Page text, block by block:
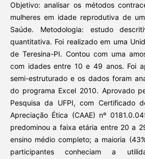
Objetivo: analisar os métodos
mulheres em idade reprodutiva de
Saúde. Metodologia: estudo
quantitativa. Foi realizado em uma
de Teresina-PI. Contou com uma
com idades entre 10 e 49 anos. Foi
semi-estruturado e os dados foram
do programa Excel 2010. Aprovado
Pesquisa da UFPI, com Certificado
Apreciação Ética (CAAE) nº
predominou a faixa etária entre 20 a
ensino médio completo; a maioria
participantes conheciam a